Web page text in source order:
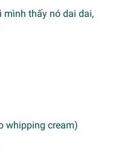
mình thấy nó dai dai,
whipping cream)